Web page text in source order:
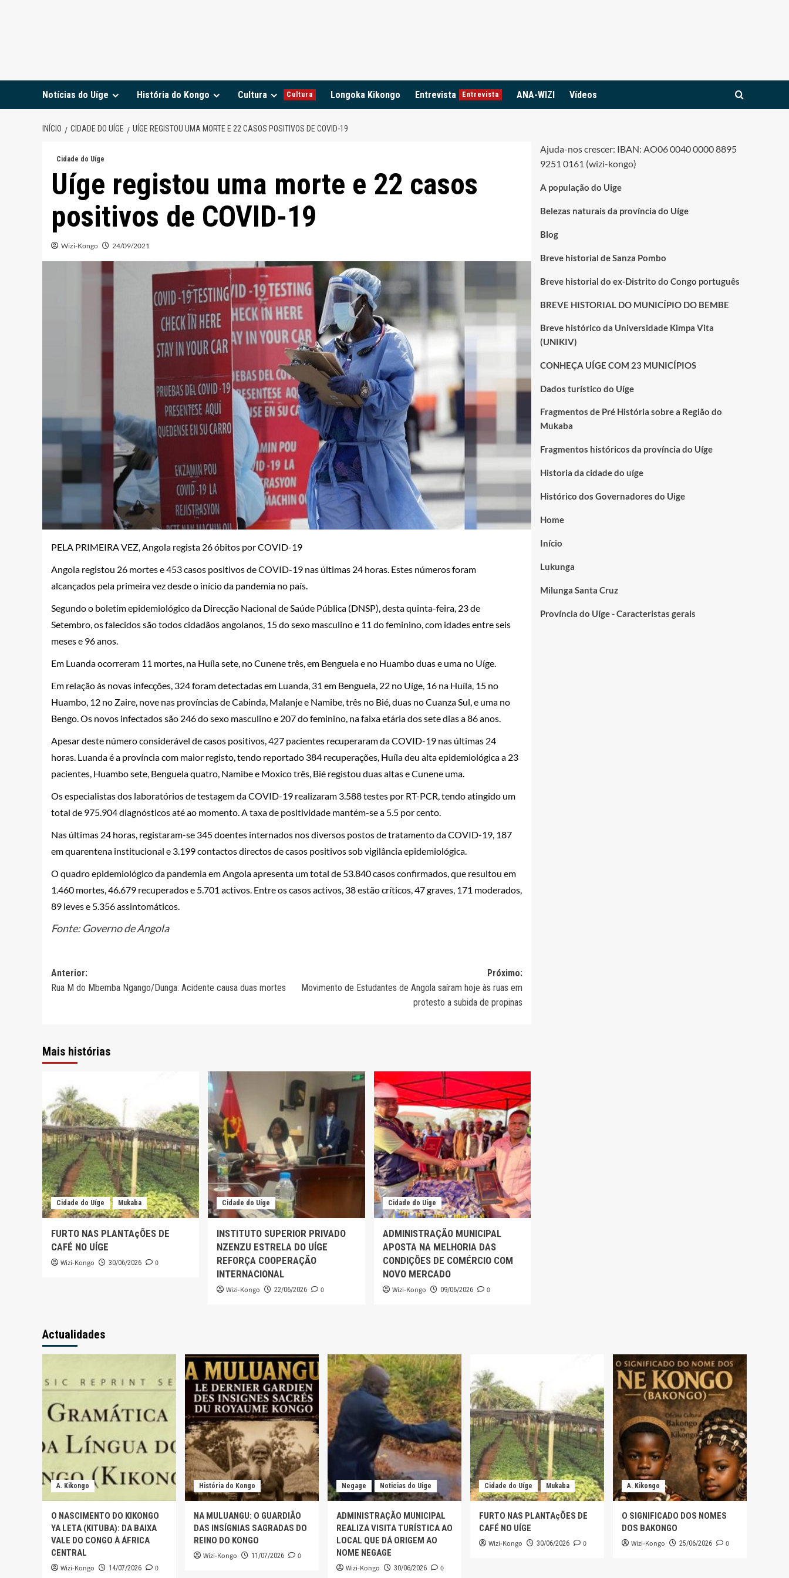
Notícias do Uíge História do Kongo Cultura Cultura Longoka Kikongo Entrevista Entrevista ANA-WIZI Vídeos
INÍCIO CIDADE DO UÍGE UÍGE REGISTOU UMA MORTE E 22 CASOS POSITIVOS DE COVID-19
Cidade do Uíge
Uíge registou uma morte e 22 casos
positivos de COVID-19
Wizi-Kongo 24/09/2021
PELA PRIMEIRA VEZ,Angola regista 26 óbitos por COVID-19
Angola registou 26 mortes e 453 casos positivos de COVID-19 nas últimas 24 horas. Estes números foram
alcançados pela primeira vez desde o início da pandemia no país.
Segundo o boletim epidemiológico da Direcção Nacional de Saúde Pública (DNSP), desta quinta-feira, 23 de
Setembro, os falecidos são todos cidadãos angolanos, 15 do sexo masculino e 11 do feminino, com idades entre seis
meses e 96 anos.
Em Luanda ocorreram 11 mortes, na Huíla sete, no Cunene três, em Benguela e no Huambo duas e uma no Uíge.
Em relação às novas infecções, 324 foram detectadas em Luanda, 31 em Benguela, 22 no Uíge, 16 na Huíla, 15 no
Huambo, 12 no Zaire, nove nas províncias de Cabinda, Malanje e Namibe, três no Bié, duas no Cuanza Sul, e uma no
Bengo. Os novos infectados são 246 do sexo masculino e 207 do feminino, na faixa etária dos sete dias a 86 anos.
Apesar deste número considerável de casos positivos, 427 pacientes recuperaram da COVID-19 nas últimas 24
horas. Luanda é a província com maior registo, tendo reportado 384 recuperações, Huíla deu alta epidemiológica a 23
pacientes, Huambo sete, Benguela quatro, Namibe e Moxico três, Bié registou duas altas e Cunene uma.
Os especialistas dos laboratórios de testagem da COVID-19 realizaram 3.588 testes por RT-PCR, tendo atingido um
total de 975.904 diagnósticos até ao momento. A taxa de positividade mantém-se a 5.5 por cento.
Nas últimas 24 horas, registaram-se 345 doentes internados nos diversos postos de tratamento da COVID-19, 187
em quarentena institucional e 3.199 contactos directos de casos positivos sob vigilância epidemiológica.
O quadro epidemiológico da pandemia em Angola apresenta um total de 53.840 casos confirmados, que resultou em
1.460 mortes, 46.679 recuperados e 5.701 activos. Entre os casos activos, 38 estão críticos, 47 graves, 171 moderados,
89 leves e 5.356 assintomáticos.
Fonte: Governo de Angola
Navegação
de
Anterior:
Rua M do Mbemba Ngango/Dunga: Acidente causa duas mortes
Próximo:
Movimento de Estudantes de Angola saíram hoje às ruas em
protesto a subida de propinas
Mais histórias
Cidade do Uíge Mukaba
FURTO NAS PLANTAçÕES DE
CAFÉ NO UÍGE
Wizi-Kongo 30/06/2026 0
Cidade do Uíge
INSTITUTO SUPERIOR PRIVADO
NZENZU ESTRELA DO UÍGE
REFORÇA COOPERAÇÃO
INTERNACIONAL
Wizi-Kongo 22/06/2026 0
Cidade do Uíge
ADMINISTRAÇÃO MUNICIPAL
APOSTA NA MELHORIA DAS
CONDIÇÕES DE COMÉRCIO COM
NOVO MERCADO
Wizi-Kongo 09/06/2026 0
Ajuda-nos crescer: IBAN: AO06 0040 0000 8895
9251 0161 (wizi-kongo)
A população do Uige
Belezas naturais da província do Uíge
Blog
Breve historial de Sanza Pombo
Breve historial do ex-Distrito do Congo português
BREVE HISTORIAL DO MUNICÍPIO DO BEMBE
Breve histórico da Universidade Kimpa Vita
(UNIKIV)
CONHEÇA UÍGE COM 23 MUNICÍPIOS
Dados turístico do Uíge
Fragmentos de Pré História sobre a Região do
Mukaba
Fragmentos históricos da província do Uíge
Historia da cidade do uíge
Histórico dos Governadores do Uige
Home
Início
Lukunga
Milunga Santa Cruz
Província do Uíge - Caracteristas gerais
Actualidades
A. Kikongo
O NASCIMENTO DO KIKONGO
YA LETA (KITUBA): DA BAIXA
VALE DO CONGO À ÁFRICA
CENTRAL
Wizi-Kongo 14/07/2026 0
História do Kongo
NA MULUANGU: O GUARDIÃO
DAS INSÍGNIAS SAGRADAS DO
REINO DO KONGO
Wizi-Kongo 11/07/2026 0
Negage Noticias do Uige
ADMINISTRAÇÃO MUNICIPAL
REALIZA VISITA TURÍSTICA AO
LOCAL QUE DÁ ORIGEM AO
NOME NEGAGE
Wizi-Kongo 30/06/2026 0
Cidade do Uíge Mukaba
FURTO NAS PLANTAçÕES DE
CAFÉ NO UÍGE
Wizi-Kongo 30/06/2026 0
A. Kikongo
O SIGNIFICADO DOS NOMES
DOS BAKONGO
Wizi-Kongo 25/06/2026 0